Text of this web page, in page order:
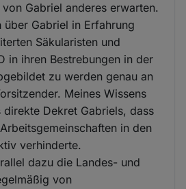
Gabriel anderes erwarten.
über Gabriel in Erfahrung
Säkularisten und
in ihren Bestrebungen in der
zu werden genau an
Meines Wissens
Dekret Gabriels, dass
in den
verhinderte.
dazu die Landes- und
von